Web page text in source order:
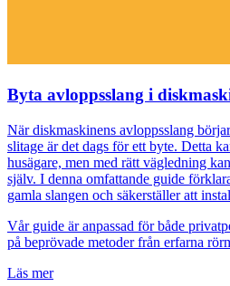
Byta avloppsslang i
När diskmaskinens avloppsslang
slitage är det dags för ett byte. Detta
husägare, men med rätt vägledning
själv. I denna omfattande guide
gamla slangen och säkerställer att
Vår guide är anpassad för både
på beprövade metoder från erfarna
Läs mer